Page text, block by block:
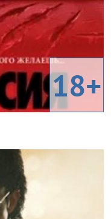
18+